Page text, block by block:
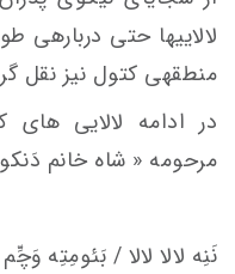
لالایی­ها حتی درباره­ی
منطقه­ی کتول نیز نقل
در ادامه لالایی های
مرحومه « شاه­ خانم
نَنِه لالا لالا / بَئومِتِه وَچِّم